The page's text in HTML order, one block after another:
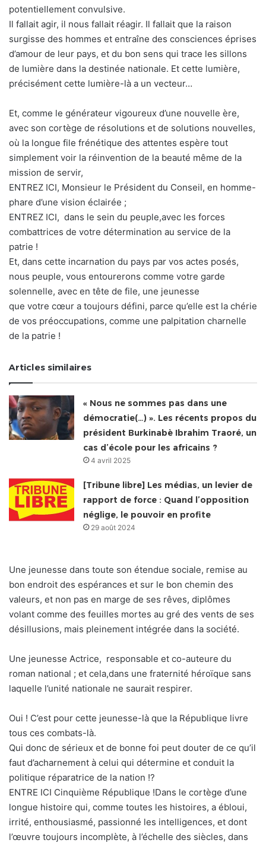
potentiellement convulsive.
Il fallait agir, il nous fallait réagir. Il fallait que la raison
surgisse des hommes et entraîne des consciences éprises
d’amour de leur pays, et du bon sens qui trace les sillons
de lumière dans la destinée nationale. Et cette lumière,
précisément cette lumière-là a un vecteur…
Et, comme le générateur vigoureux d’une nouvelle ère,
avec son cortège de résolutions et de solutions nouvelles,
où la longue file frénétique des attentes espère tout
simplement voir la réinvention de la beauté même de la
mission de servir,
ENTREZ ICI, Monsieur le Président du Conseil, en homme-
phare d’une vision éclairée ;
ENTREZ ICI, dans le sein du peuple,avec les forces
combattrices de votre détermination au service de la
patrie !
Et, dans cette incarnation du pays par vos actes posés,
nous peuple, vous entourerons comme votre garde
solennelle, avec en tête de file, une jeunesse
que votre cœur a toujours défini, parce qu’elle est la chérie
de vos préoccupations, comme une palpitation charnelle
de la patrie !
Articles similaires
« Nous ne sommes pas dans une
démocratie(…) ». Les récents propos du
président Burkinabè Ibrahim Traoré, un
cas d’école pour les africains ?
4 avril 2025
[Tribune libre] Les médias, un levier de
rapport de force : Quand l’opposition
néglige, le pouvoir en profite
29 août 2024
Une jeunesse dans toute son étendue sociale, remise au
bon endroit des espérances et sur le bon chemin des
valeurs, et non pas en marge de ses rêves, diplômes
volant comme des feuilles mortes au gré des vents de ses
désillusions, mais pleinement intégrée dans la société.
Une jeunesse Actrice, responsable et co-auteure du
roman national ; et cela,dans une fraternité héroïque sans
laquelle l’unité nationale ne saurait respirer.
Oui ! C’est pour cette jeunesse-là que la République livre
tous ces combats-là.
Qui donc de sérieux et de bonne foi peut douter de ce qu’il
faut d’acharnement à celui qui détermine et conduit la
politique réparatrice de la nation !?
ENTRE ICI Cinquième République !Dans le cortège d’une
longue histoire qui, comme toutes les histoires, a ébloui,
irrité, enthousiasmé, passionné les intelligences, et dont
l’œuvre toujours incomplète, à l’échelle des siècles, dans